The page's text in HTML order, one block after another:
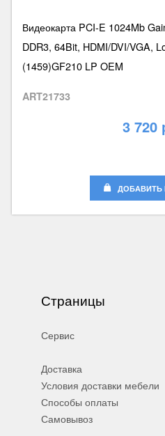
Видеокарта PCI-E 1024Mb
DDR3, 64Bit, HDMI/DVI/VGA,
(1459)GF210 LP OEM
ART21733
3 720
ДОБАВИТЬ
Страницы
Сервис
Доставка
Условия доставки мебели
Способы оплаты
Самовывоз